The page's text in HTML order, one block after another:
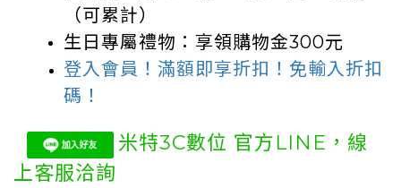
（可累計）
生日專屬禮物：享領購物金300元
登入會員！滿額即享折扣！免輸入折扣
碼！
米特3C數位 官方LINE， 線
上客服洽詢